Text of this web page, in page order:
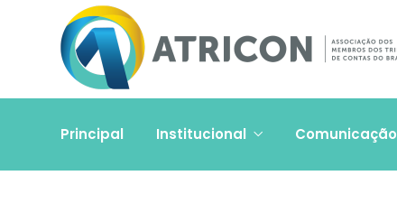
Principal Institucional Comunicação